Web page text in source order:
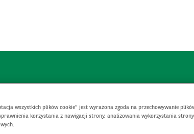
kredytowe
wszystkich plików cookie” jest wyrażona zgoda na przechowywanie
korzystania z nawigacji strony, analizowania wykorzystania